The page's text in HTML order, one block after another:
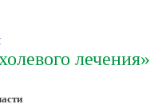
лечения»